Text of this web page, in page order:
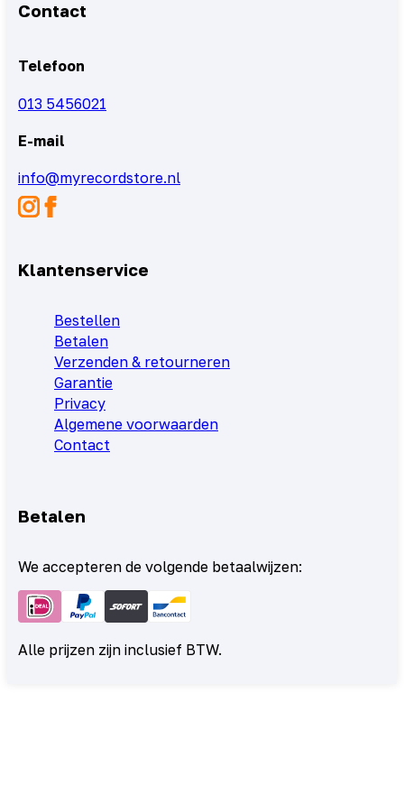
Contact
Telefoon
013 5456021
E-mail
info@myrecordstore.nl
Klantenservice
Bestellen
Betalen
Verzenden & retourneren
Garantie
Privacy
Algemene voorwaarden
Contact
Betalen
We accepteren de volgende betaalwijzen:
Alle prijzen zijn inclusief BTW.